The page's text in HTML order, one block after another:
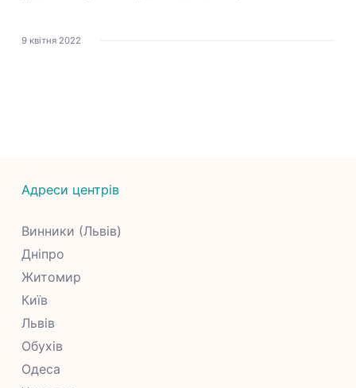
9 квітня 2022
Адреси центрів
Винники (Львів)
Дніпро
Житомир
Київ
Львів
Обухів
Одеса